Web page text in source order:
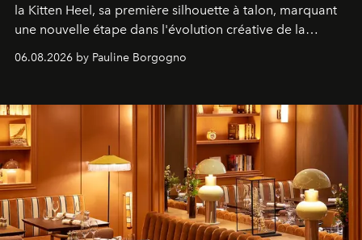
la Kitten Heel, sa première silhouette à talon, marquant
une nouvelle étape dans l'évolution créative de la
06.08.2026 by Pauline Borgogno